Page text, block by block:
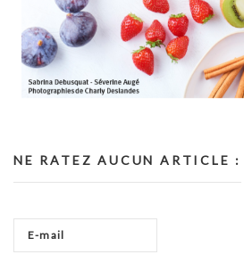
NE RATEZ AUCUN ARTICLE :